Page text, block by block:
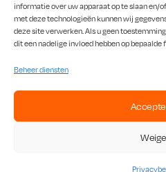
informatie over uw apparaat op te slaan en/
met deze technologieën kunnen wij
deze site verwerken. Als u geen
dit een nadelige invloed hebben op
Beheer diensten
Anti-roest producten
Werkplaats en automotive
Autorestauratie en plaatwerk